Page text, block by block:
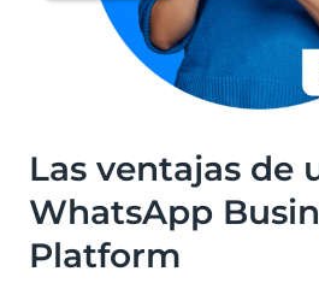
Las ventajas de
WhatsApp
Platform